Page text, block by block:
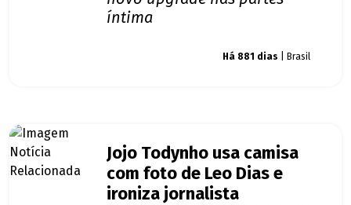
íntima
Há 881 dias | Brasil
Jojo Todynho usa camisa
com foto de Leo Dias e
ironiza jornalista